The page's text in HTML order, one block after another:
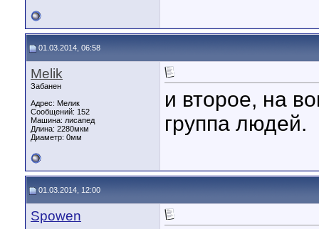
01.03.2014, 06:58
Melik
Забанен
Адрес: Мелик
Сообщений: 152
Машина: лисапед
Длина: 2280мкм
Диаметр: 0мм
и второе, на
группа людей.
01.03.2014, 12:00
Spowen